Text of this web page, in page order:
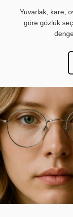
Yuvarlak, kare,
göre gözlük